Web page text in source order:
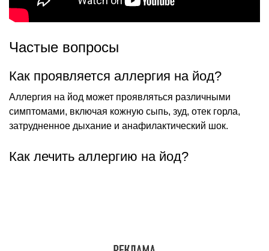
Частые вопросы
Как проявляется аллергия на йод?
Аллергия на йод может проявляться различными
симптомами, включая кожную сыпь, зуд, отек горла,
затрудненное дыхание и анафилактический шок.
Как лечить аллергию на йод?